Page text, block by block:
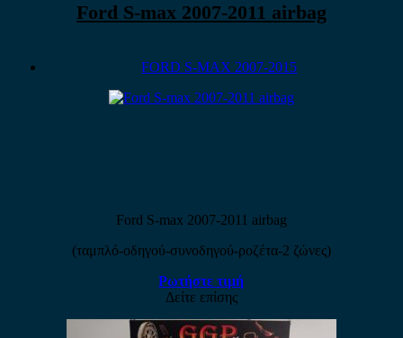
Ford S-max 2007-2011 airbag
FORD S-MAX 2007-2015
Ford S-max 2007-2011 airbag
(ταμπλό-οδηγού-συνοδηγού-ροζέτα-2 ζώνες)
Ρωτήστε τιμή
Δείτε επίσης